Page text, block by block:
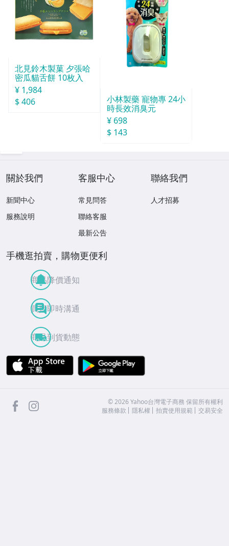
北見鈴木製菓 夕張哈
密瓜貓舌餅 10枚入
¥ 1,984
$ 406
小林製藥 寵物專 24小
時長效消臭元
¥ 698
$ 143
關於我們
新聞中心
服務說明
客服中心
常見問答
聯絡客服
最新公告
聯絡我們
人才招募
手機逛拍賣，購物更便利
商品降價通知
買賣即時溝通
商品到貨動態
APP Store
facebook ©2026 Yahoo台灣電子商務 保留所有權利
服務條款
隱私權 拍賣使用規範 交易安全